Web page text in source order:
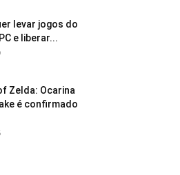
levar jogos do
e liberar...
Zelda: Ocarina
é confirmado